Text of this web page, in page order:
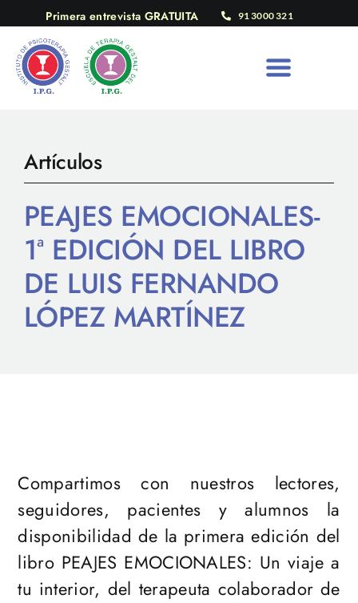
contenido
Primera entrevista GRATUITA 91 3000 321
Artículos
PEAJES EMOCIONALES-
1ª EDICIÓN DEL LIBRO
DE LUIS FERNANDO
LÓPEZ MARTÍNEZ
Compartimos con nuestros lectores,
seguidores, pacientes y alumnos la
disponibilidad de la primera edición del
libro PEAJES EMOCIONALES: Un viaje a
tu interior, del terapeuta colaborador de